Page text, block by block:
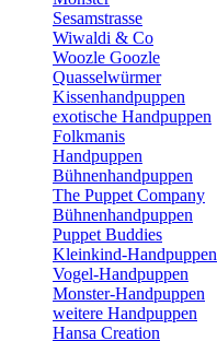
Sesamstrasse
Wiwaldi & Co
Woozle Goozle
Quasselwürmer
Kissenhandpuppen
exotische Handpuppen
Folkmanis
Handpuppen
Bühnenhandpuppen
The Puppet Company
Bühnenhandpuppen
Puppet Buddies
Kleinkind-Handpuppen
Vogel-Handpuppen
Monster-Handpuppen
weitere Handpuppen
Hansa Creation